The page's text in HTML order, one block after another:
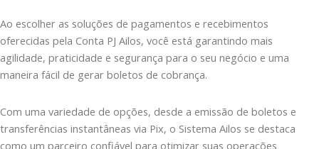
Ao escolher as soluções de pagamentos e recebimentos
oferecidas pela Conta PJ Ailos, você está garantindo mais
agilidade, praticidade e segurança para o seu negócio e uma
maneira fácil de gerar boletos de cobrança.
Com uma variedade de opções, desde a emissão de boletos e
transferências instantâneas via Pix, o Sistema Ailos se destaca
como um parceiro confiável para otimizar suas operações